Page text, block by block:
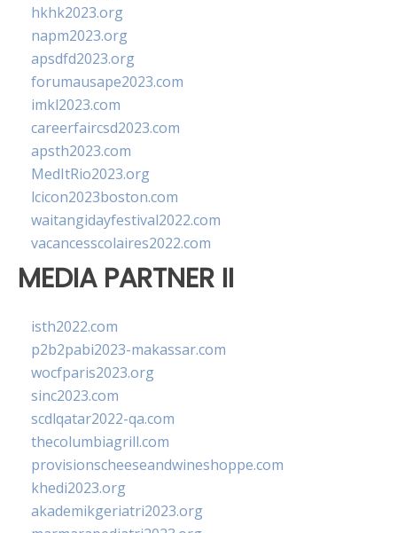
hkhk2023.org
napm2023.org
apsdfd2023.org
forumausape2023.com
imkl2023.com
careerfaircsd2023.com
apsth2023.com
MedItRio2023.org
lcicon2023boston.com
waitangidayfestival2022.com
vacancesscolaires2022.com
MEDIA PARTNER II
isth2022.com
p2b2pabi2023-makassar.com
wocfparis2023.org
sinc2023.com
scdlqatar2022-qa.com
thecolumbiagrill.com
provisionscheeseandwineshoppe.com
khedi2023.org
akademikgeriatri2023.org